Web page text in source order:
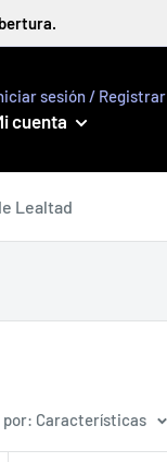
sesión / Registrar
cuenta
Lealtad
por: Características